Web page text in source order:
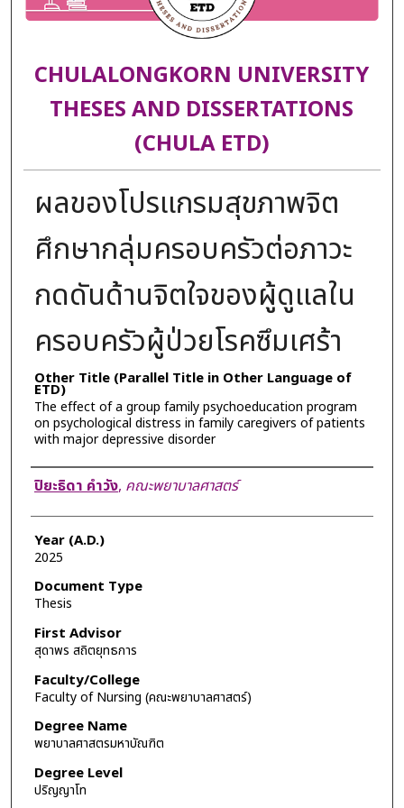
CHULALONGKORN UNIVERSITY
THESES AND DISSERTATIONS
(CHULA ETD)
ผลของโปรแกรมสุขภาพจิต
ศึกษากลุ่มครอบครัวต่อภาวะ
กดดันด้านจิตใจของผู้ดูแลใน
ครอบครัวผู้ป่วยโรคซึมเศร้า
Other Title (Parallel Title in Other Language of
ETD)
The effect of a group family psychoeducation program
on psychological distress in family caregivers of patients
with major depressive disorder
Author
ปิยะธิดา คำวัง, คณะพยาบาลศาสตร์
Year (A.D.)
2025
Document Type
Thesis
First Advisor
สุดาพร สถิตยุทธการ
Faculty/College
Faculty of Nursing (คณะพยาบาลศาสตร์)
Degree Name
พยาบาลศาสตรมหาบัณฑิต
Degree Level
ปริญญาโท